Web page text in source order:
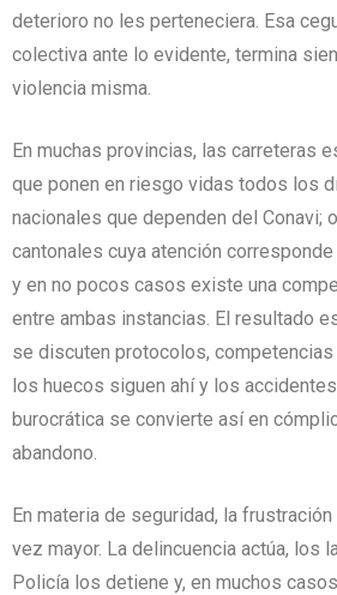
deterioro no les perteneciera. Esa
colectiva ante lo evidente, termina
violencia misma.
En muchas provincias, las carreteras
que ponen en riesgo vidas todos los
nacionales que dependen del Conavi;
cantonales cuya atención
y en no pocos casos existe una
entre ambas instancias. El resultado
se discuten protocolos,
los huecos siguen ahí y los
burocrática se convierte así en
abandono.
En materia de seguridad, la
vez mayor. La delincuencia actúa, los
Policía los detiene y, en muchos